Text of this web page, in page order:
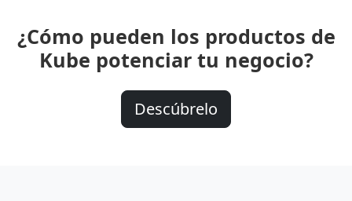
¿Cómo pueden los productos de
Kube potenciar tu negocio?
Descúbrelo